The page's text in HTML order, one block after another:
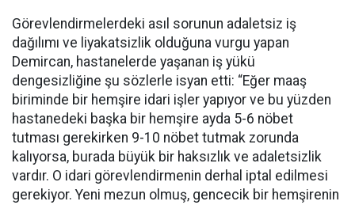
Görevlendirmelerdeki asıl sorunun adaletsiz iş
dağılımı ve liyakatsizlik olduğuna vurgu yapan
Demircan, hastanelerde yaşanan iş yükü
dengesizliğine şu sözlerle isyan etti: “Eğer maaş
biriminde bir hemşire idari işler yapıyor ve bu yüzden
hastanedeki başka bir hemşire ayda 5-6 nöbet
tutması gerekirken 9-10 nöbet tutmak zorunda
kalıyorsa, burada büyük bir haksızlık ve adaletsizlik
vardır. O idari görevlendirmenin derhal iptal edilmesi
gerekiyor. Yeni mezun olmuş, gencecik bir hemşirenin